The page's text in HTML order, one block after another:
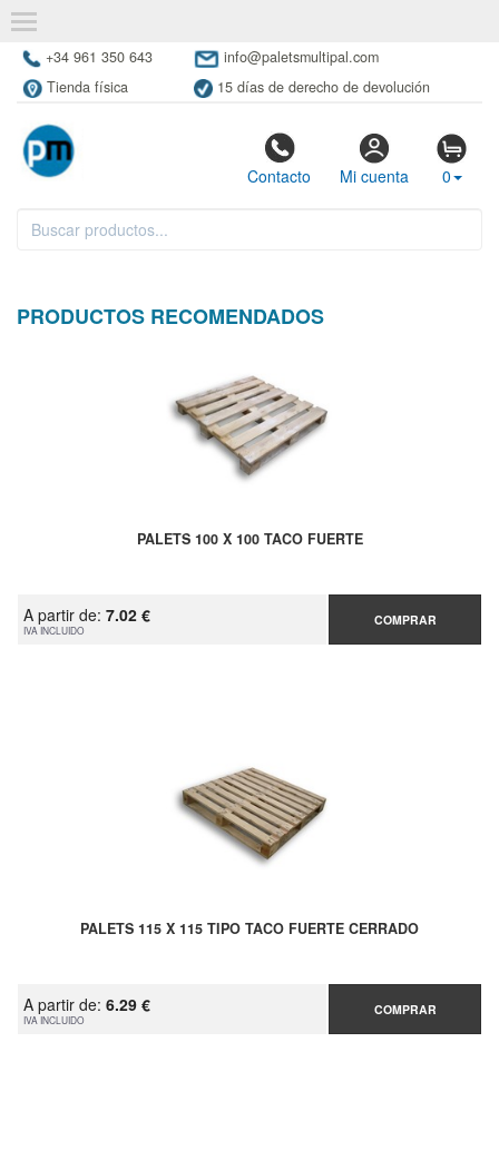
+34 961 350 643
info@paletsmultipal.com
Tienda física
15 días de derecho de devolución
Contacto Mi cuenta 0
PRODUCTOS RECOMENDADOS
PALETS 100 X 100 TACO FUERTE
A partir de: 7.02 €
IVA INCLUIDO
COMPRAR
PALETS 115 X 115 TIPO TACO FUERTE CERRADO
A partir de: 6.29 €
IVA INCLUIDO
COMPRAR